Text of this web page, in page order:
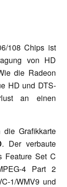
108 Chips ist
von HD
die Radeon
HD und DTS-
an einen
Grafikkarte
. Der verbaute
Feature Set C
4 Part 2
1/WMV9 und